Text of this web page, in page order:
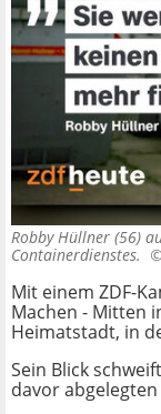
Robby Hüllner (56)
Containerdienstes. ©
Mit einem ZDF-
Machen - Mitten
Heimatstadt, in
Sein Blick
davor